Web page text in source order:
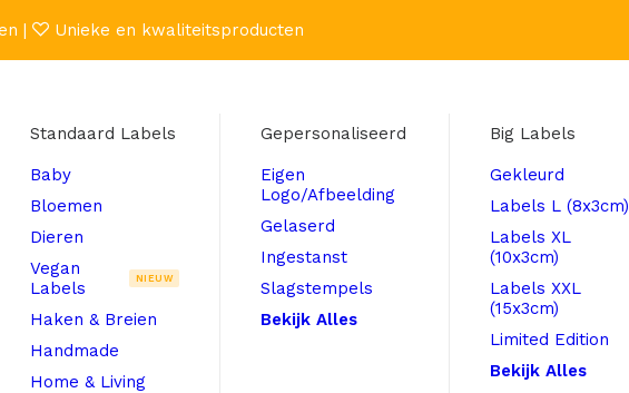
| Unieke en kwaliteitsproducten
Standaard Labels
Baby
Bloemen
Dieren
Vegan
Labels
NIEUW
Haken & Breien
Handmade
Home & Living
Gepersonaliseerd
Eigen
Logo/Afbeelding
Gelaserd
Ingestanst
Slagstempels
Bekijk Alles
Big Labels
Gekleurd
Labels L (8x3cm)
Labels XL
(10x3cm)
Labels XXL
(15x3cm)
Limited Edition
Bekijk Alles